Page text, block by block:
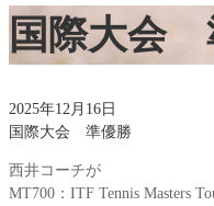
国際大会
2025年12月16日
国際大会 準優勝
西井コーチが
MT700：ITF Tennis Masters